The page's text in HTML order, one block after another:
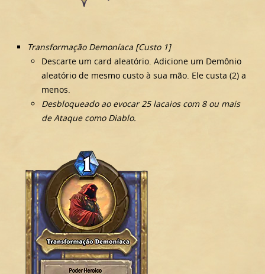
Transformação Demoníaca [Custo 1]
Descarte um card aleatório. Adicione um Demônio
aleatório de mesmo custo à sua mão. Ele custa (2) a
menos.
Desbloqueado ao evocar 25 lacaios com 8 ou mais
de Ataque como Diablo.